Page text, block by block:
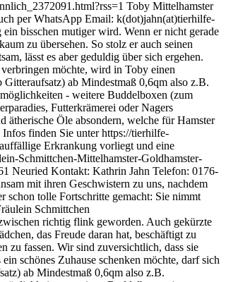
Toby Mittelhamster
per WhatsApp Email: k(dot)jahn(at)tierhilfe-
bisschen mutiger wird. Wenn er nicht gerade
zu übersehen. So stolz er auch seinen
lässt es aber geduldig über sich ergehen.
möchte, wird in Toby einen
ab Mindestmaß 0,6qm also z.B.
- weitere Buddelboxen (zum
Futterkrämerei oder Nagers
ätherische Öle absondern, welche für Hamster
finden Sie unter https://tierhilfe-
Erkrankung vorliegt und eine
Schmittchen-Mittelhamster-Goldhamster-
Neuried Kontakt: Kathrin Jahn Telefon: 0176-
mit ihren Geschwistern zu uns, nachdem
schon tolle Fortschritte gemacht: Sie nimmt
Schmittchen
richtig flink geworden. Auch gekürzte
das Freude daran hat, beschäftigt zu
zu fassen. Wir sind zuversichtlich, dass sie
schönes Zuhause schenken möchte, darf sich
ab Mindestmaß 0,6qm also z.B.